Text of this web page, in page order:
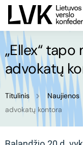
„Ellex“
advokatų
Titulinis Naujienos
advokatų kontora